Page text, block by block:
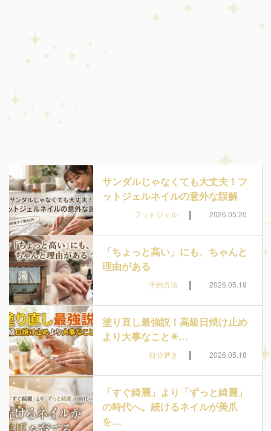
サンダルじゃなくても大丈夫！フ
ットジェルネイルの意外な誤解
フットジェル | 2026.05.20
「ちょっと高い」にも、ちゃんと
理由がある
予約方法 | 2026.05.19
塗り直し最強説！高級日焼け止め
より大事なこと☀…
自分磨き | 2026.05.18
「すぐ綺麗」より「ずっと綺麗」
の時代へ。続けるネイルが美爪
を…